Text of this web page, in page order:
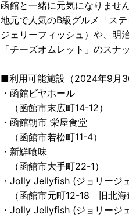
函館と一緒に元気になりませ
地元で人気のB級グルメ「ス
ジェリーフィッシュ）や、明
「チーズオムレット」のスナ
■利用可能施設（2024年9月
・函館ビヤホール
（函館市末広町14-12）
・函館朝市 栄屋食堂
（函館市若松町11-4）
・新鮮喰味
（函館市大手町22-1）
・Jolly Jellyfish (ジョリージ
（函館市元町12-18 旧北海
・Jolly Jellyfish (ジョリージ